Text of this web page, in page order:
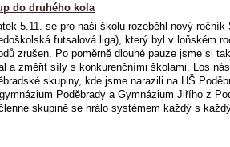
do druhého kola
5.11. se pro naši školu rozeběhl nový ročník
futsalová liga), který byl v loňském
zrušen. Po poměrně dlouhé pauze jsme si
a změřit síly s konkurenčními školami. Los
skupiny, kde jsme narazili na HŠ
Poděbrady a Gymnázium Jiřího z
skupině se hrálo systémem každý s